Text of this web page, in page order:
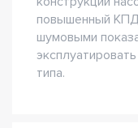
повышенный
шумовыми
типа.